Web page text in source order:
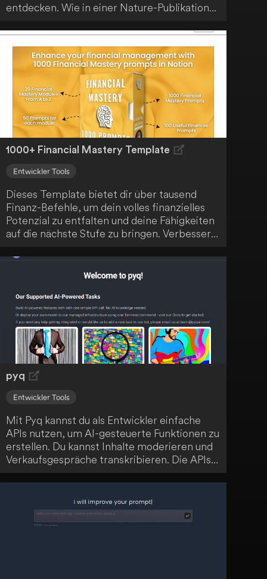
entdecken. Wie in einer Nature-Publikation
System erfolgreich einen schnelleren
Sortieralgorithmus gefunden. Dieser ist eine
entscheidende Komponente in der
Datenverarbeitung für verschiedene Geräte
und Plattformen und spielt eine wichtige
Rolle bei Aktivitäten wie der Rangordnung
von Online-Suchergebnissen oder der
Organisation von Social-Media-Beiträgen.
1000+ Financial Mastery Template
Entwickler Tools
Dieses Template bietet dir über tausend
Finanz-Befehle, um dein volles finanzielles
Potenzial zu entfalten und deine Fähigkeiten
auf die nächste Stufe zu bringen. Verbessere
ultimativen Sammlung von 1000+
Finanzfragen. Entdecke dein finanzielles
mit dieser umfangreichen Sammlung.
pyq
Entwickler Tools
Mit Pyq kannst du als Entwickler einfache
APIs nutzen, um AI-gesteuerte Funktionen zu
erstellen. Du kannst Inhalte moderieren und
Verkaufsgespräche transkribieren. Die APIs
sind innerhalb von 5 Minuten einsatzbereit.